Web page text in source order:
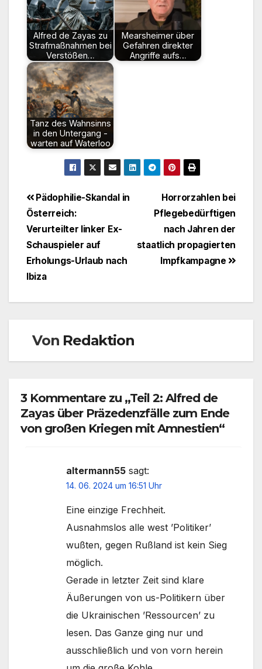
Alfred de Zayas zu
Strafmaßnahmen bei
Verstößen…
Mearsheimer über
Gefahren direkter
Angriffe aufs…
Tanz des Wahnsinns
in den Untergang -
warten auf Waterloo
BeitragsnavigationHorrorzahlen bei
Pflegebedürftigen
nach Jahren der
staatlich propagierten
Impfkampagne
Pädophilie-Skandal in
Österreich:
Verurteilter linker Ex-
Schauspieler auf
Erholungs-Urlaub nach
Ibiza
Von Redaktion
3 Kommentare zu „Teil 2: Alfred de
Zayas über Präzedenzfälle zum Ende
von großen Kriegen mit Amnestien“
altermann55 sagt:
14. 06. 2024 um 16:51 Uhr
Eine einzige Frechheit.
Ausnahmslos alle west ’Politiker’
wußten, gegen Rußland ist kein Sieg
möglich.
Gerade in letzter Zeit sind klare
Äußerungen von us-Politikern über
die Ukrainischen ’Ressourcen’ zu
lesen. Das Ganze ging nur und
ausschließlich und von vorn herein